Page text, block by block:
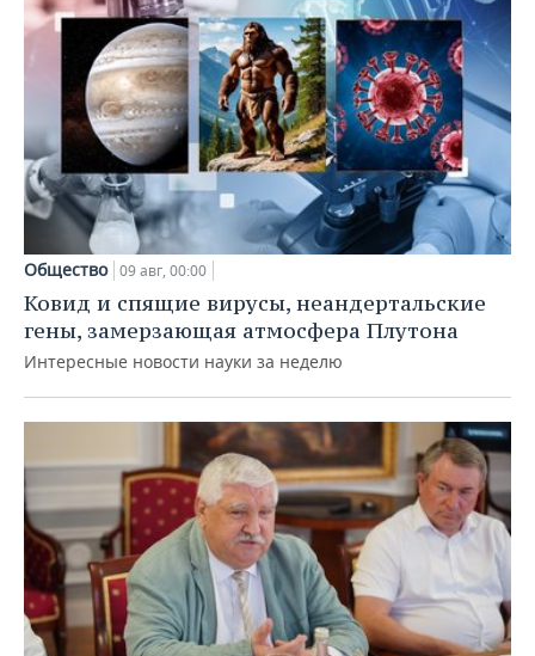
Общество 09 авг, 00:00
Ковид и спящие вирусы, неандертальские
гены, замерзающая атмосфера Плутона
Интересные новости науки за неделю